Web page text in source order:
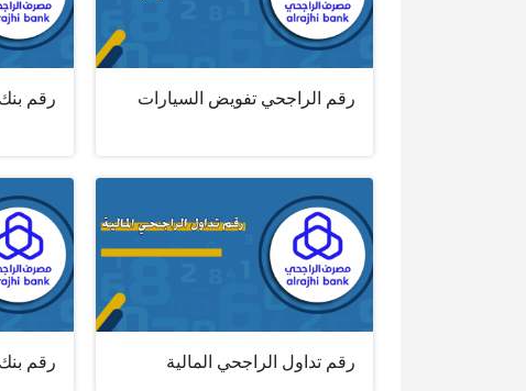
رقم الراجحي تفويض السيارات رقم
رقم تداول الراجحي المالية رقم